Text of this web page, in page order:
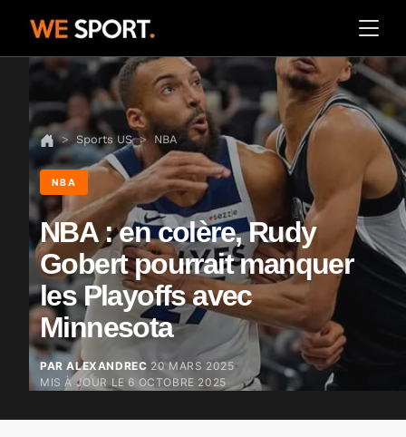
Sports US NBA
NBA
NBA : en colère, Rudy
Gobert pourrait manquer
les Playoffs avec
Minnesota
PAR ALEXANDREC 20 MARS 2025
MIS À JOUR LE6 OCTOBRE 2025